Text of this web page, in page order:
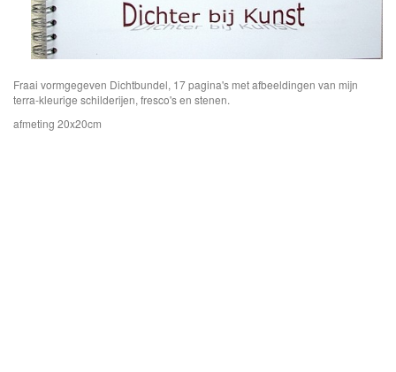
Fraai vormgegeven Dichtbundel, 17 pagina's met afbeeldingen van mijn
terra-kleurige schilderijen, fresco's en stenen.
afmeting 20x20cm